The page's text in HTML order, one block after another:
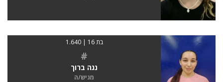
בת 16 | 1.640
#
נגה ברוך
מגיש/ה